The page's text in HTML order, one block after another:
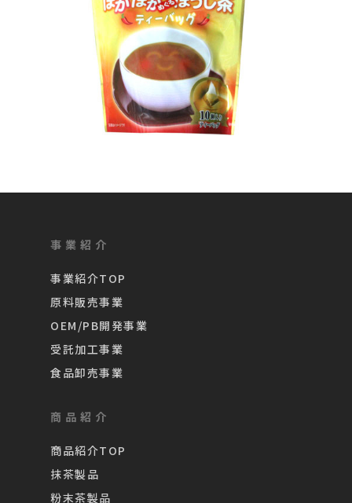
事業紹介
事業紹介TOP
原料販売事業
OEM/PB開発事業
受託加工事業
食品卸売事業
商品紹介
商品紹介TOP
抹茶製品
粉末茶製品